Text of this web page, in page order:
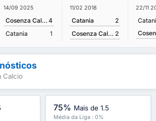
14/09 2025
Cosenza Calcio 4
Catania
1
11/02 2018
Catania
2
Cosenza Calcio 2
22/11
Calcio
75% Mais de 1.5
Média da Liga : 0%